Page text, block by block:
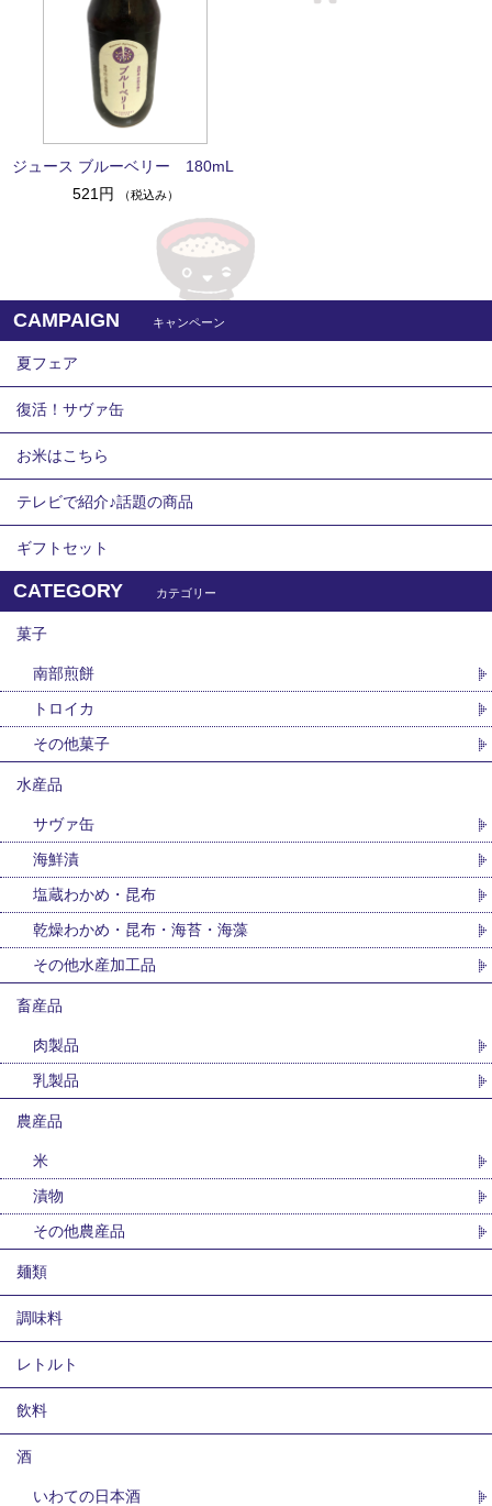
ジュース ブルーベリー 180mL
521円
（税込み）
CAMPAIGN キャンペーン
夏フェア
復活！サヴァ缶
お米はこちら
テレビで紹介♪話題の商品
ギフトセット
CATEGORY カテゴリー
菓子
南部煎餅
トロイカ
その他菓子
水産品
サヴァ缶
海鮮漬
塩蔵わかめ・昆布
乾燥わかめ・昆布・海苔・海藻
その他水産加工品
畜産品
肉製品
乳製品
農産品
米
漬物
その他農産品
麺類
調味料
レトルト
飲料
酒
いわての日本酒